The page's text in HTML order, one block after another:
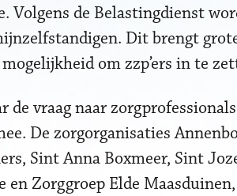
Volgens de Belastingdienst
Dit brengt
om zzp’ers in te
vraag naar
De zorgorganisaties
Sint Anna Boxmeer, Sint
Zorggroep Elde